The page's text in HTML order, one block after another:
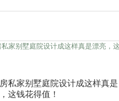
私家别墅庭院设计成这样真是
这钱花得值！